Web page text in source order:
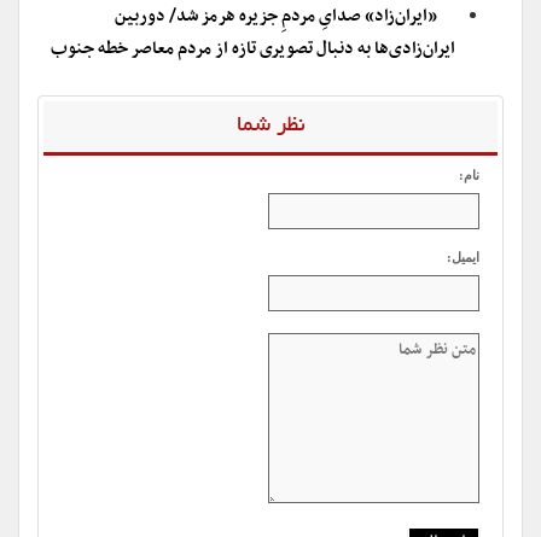
«ایران‌زاد» صدایِ مردمِ جزیره هرمز شد/ دوربین
ایران‌زادی‌ها به دنبال تصویری تازه از مردم معاصر خطه جنوب
نظر شما
نام:
ایمیل: